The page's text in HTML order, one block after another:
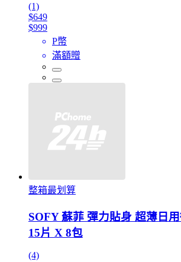
(1)
$649
$999
P幣
滿額贈
整箱最划算
SOFY 蘇菲 彈力貼身 超薄日
15片 X 8包
(4)